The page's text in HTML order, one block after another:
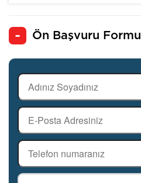
Ön Başvuru Formu